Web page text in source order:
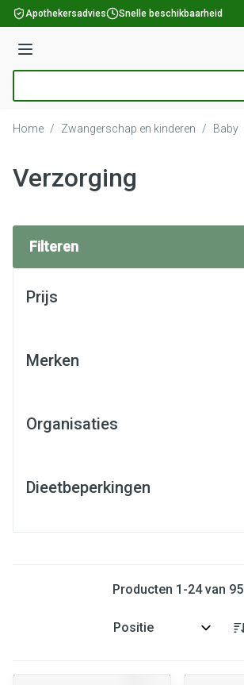
Ga naar de inhoud
Apothekersadvies Snelle beschikbaarheid
Menu
Home / Zwangerschap en kinderen / Baby
Verzorging
Filteren
Prijs
Merken
Organisaties
Dieetbeperkingen
Producten 1 -24van 95
Sorteer op: